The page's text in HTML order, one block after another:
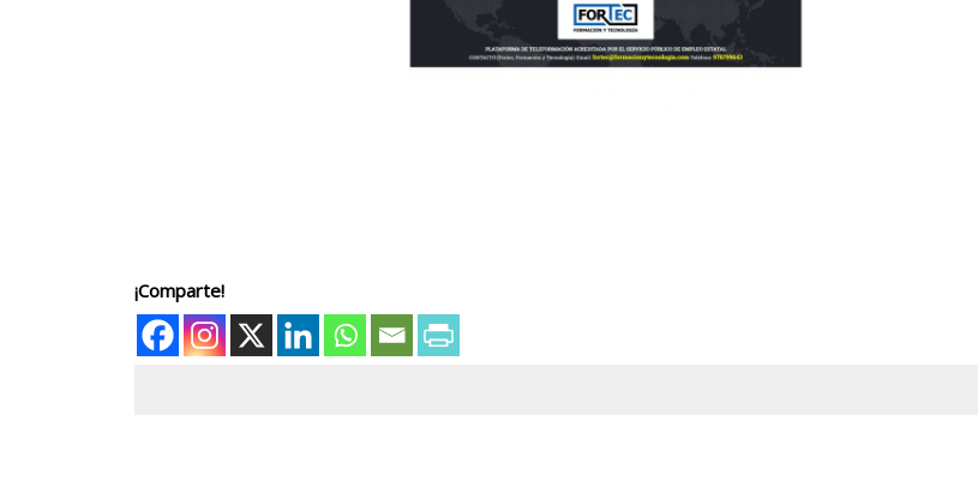
¡Comparte!